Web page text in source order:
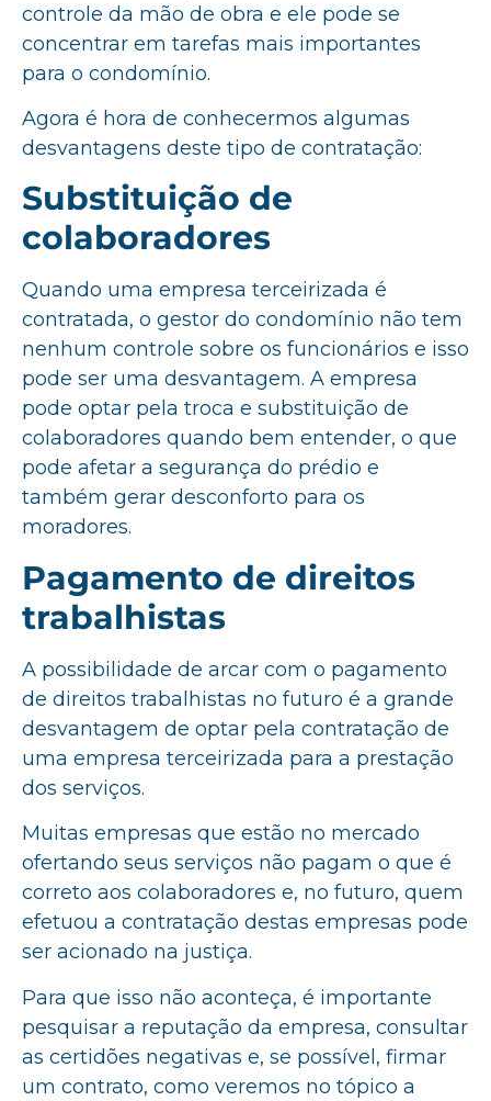
controle da mão de obra e ele pode se
concentrar em tarefas mais importantes
para o condomínio.
Agora é hora de conhecermos algumas
desvantagens deste tipo de contratação:
Substituição de
colaboradores
Quando uma empresa terceirizada é
contratada, o gestor do condomínio não tem
nenhum controle sobre os funcionários e isso
pode ser uma desvantagem. A empresa
pode optar pela troca e substituição de
colaboradores quando bem entender, o que
pode afetar a segurança do prédio e
também gerar desconforto para os
moradores.
Pagamento de direitos
trabalhistas
A possibilidade de arcar com o pagamento
de direitos trabalhistas no futuro é a grande
desvantagem de optar pela contratação de
uma empresa terceirizada para a prestação
dos serviços.
Muitas empresas que estão no mercado
ofertando seus serviços não pagam o que é
correto aos colaboradores e, no futuro, quem
efetuou a contratação destas empresas pode
ser acionado na justiça.
Para que isso não aconteça, é importante
pesquisar a reputação da empresa, consultar
as certidões negativas e, se possível, firmar
um contrato, como veremos no tópico a